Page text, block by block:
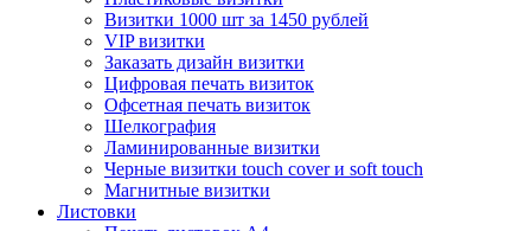
Визитки 1000 шт за 1450 рублей
VIP визитки
Заказать дизайн визитки
Цифровая печать визиток
Офсетная печать визиток
Шелкография
Ламинированные визитки
Черные визитки touch cover и soft touch
Магнитные визитки
Листовки